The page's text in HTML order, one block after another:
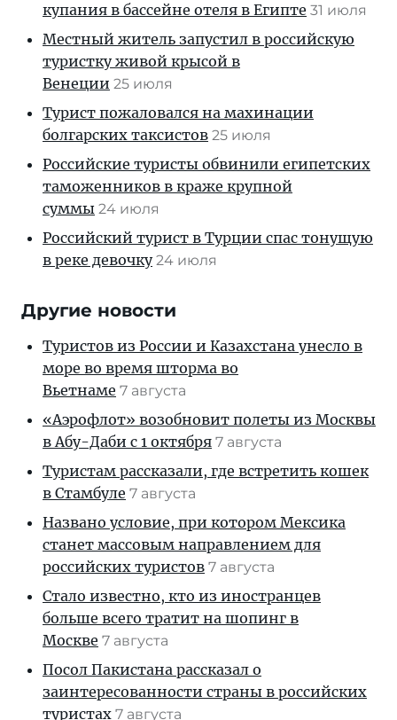
купания в бассейне отеля в Египте 31 июля
Местный житель запустил в российскую
туристку живой крысой в
Венеции 25 июля
Турист пожаловался на махинации
болгарских таксистов 25 июля
Российские туристы обвинили египетских
таможенников в краже крупной
суммы 24 июля
Российский турист в Турции спас тонущую
в реке девочку 24 июля
Другие новости
Туристов из России и Казахстана унесло в
море во время шторма во
Вьетнаме 7 августа
«Аэрофлот» возобновит полеты из Москвы
в Абу-Даби с 1 октября 7 августа
Туристам рассказали, где встретить кошек
в Стамбуле 7 августа
Названо условие, при котором Мексика
станет массовым направлением для
российских туристов 7 августа
Стало известно, кто из иностранцев
больше всего тратит на шопинг в
Москве 7 августа
Посол Пакистана рассказал о
заинтересованности страны в российских
туристах 7 августа